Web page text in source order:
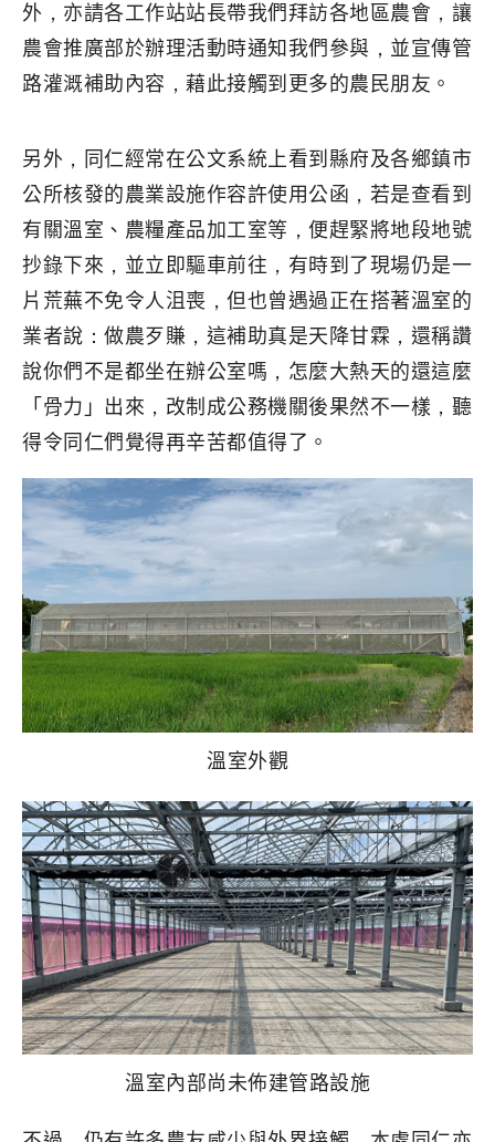
外，亦請各工作站站長帶我們拜訪各地區農會，讓
農會推廣部於辦理活動時通知我們參與，並宣傳管
路灌溉補助內容，藉此接觸到更多的農民朋友。
另外，同仁經常在公文系統上看到縣府及各鄉鎮市
公所核發的農業設施作容許使用公函，若是查看到
有關溫室、農糧產品加工室等，便趕緊將地段地號
抄錄下來，並立即驅車前往，有時到了現場仍是一
片荒蕪不免令人沮喪，但也曾遇過正在搭著溫室的
業者說：做農歹賺，這補助真是天降甘霖，還稱讚
說你們不是都坐在辦公室嗎，怎麼大熱天的還這麼
「骨力」出來，改制成公務機關後果然不一樣，聽
得令同仁們覺得再辛苦都值得了。
溫室外觀
溫室內部尚未佈建管路設施